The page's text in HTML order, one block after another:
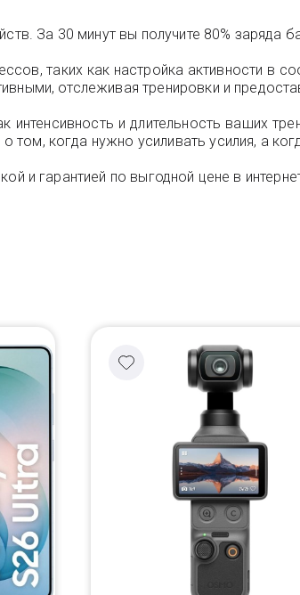
За 30 минут вы получите 80% заряда
таких как настройка активности в
отслеживая тренировки и
и длительность ваших
когда нужно усиливать усилия, а
и гарантией по выгодной цене в